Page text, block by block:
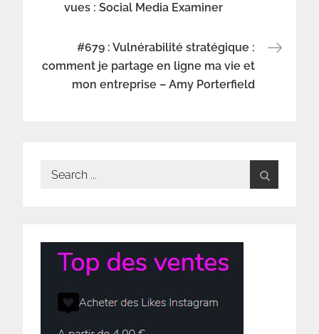
de
l’article
vues : Social Media Examiner
#679 : Vulnérabilité stratégique :
comment je partage en ligne ma vie et
mon entreprise – Amy Porterfield
Search